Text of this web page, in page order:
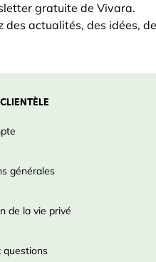
gratuite de Vivara.
des actualités, des idées,
générales
de la vie privé
questions